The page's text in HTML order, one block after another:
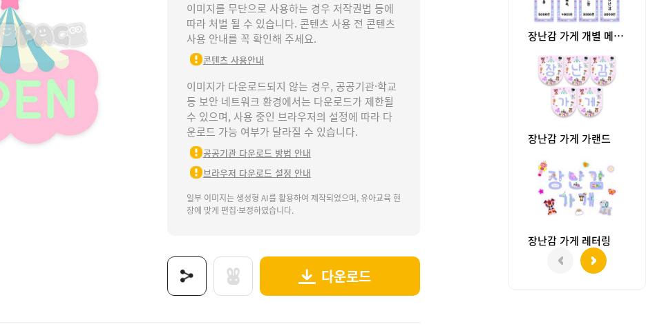
이미지를 무단으로 사용하는 경우 저작권법 등에
따라 처벌 될 수 있습니다. 콘텐츠 사용 전 콘텐츠
사용 안내를 꼭 확인해 주세요.
콘텐츠 사용안내
이미지가 다운로드되지 않는 경우, 공공기관·학교
등 보안 네트워크 환경에서는 다운로드가 제한될
수 있으며, 사용 중인 브라우저의 설정에 따라 다
운로드 가능 여부가 달라질 수 있습니다.
공공기관 다운로드 방법 안내
브라우저 다운로드 설정 안내
일부 이미지는 생성형 AI를 활용하여 제작되었으며, 유아교육 현
장에 맞게 편집·보정하였습니다.
다운로드
장난감 가게 개별 메뉴판(가격)
장난감 가게 가랜드
장난감 가게 레터링